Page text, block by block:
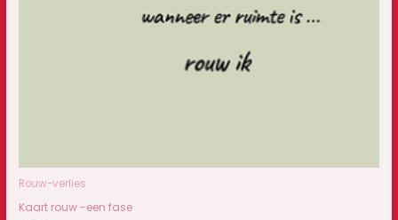
Rouw-verlies
Kaart rouw -een fase